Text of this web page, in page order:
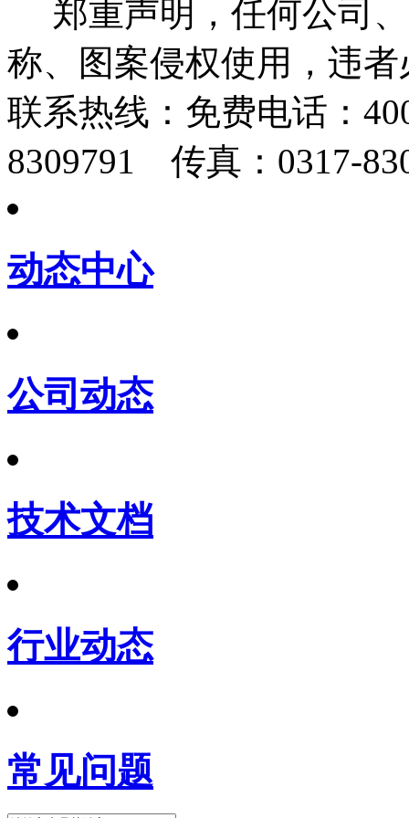
郑重声明，任何公司
称、图案侵权使用，违
联系热线： 免费电话：
8309791 传真：0317-
动态中心
公司动态
技术文档
行业动态
常见问题